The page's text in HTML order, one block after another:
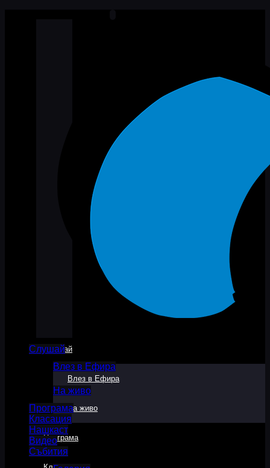
Слушай
Влез в Ефира
На живо
Програма
Класация
Нашкаст
Видео
Събития
Слушай
Влез в Ефира
На живо
Програма